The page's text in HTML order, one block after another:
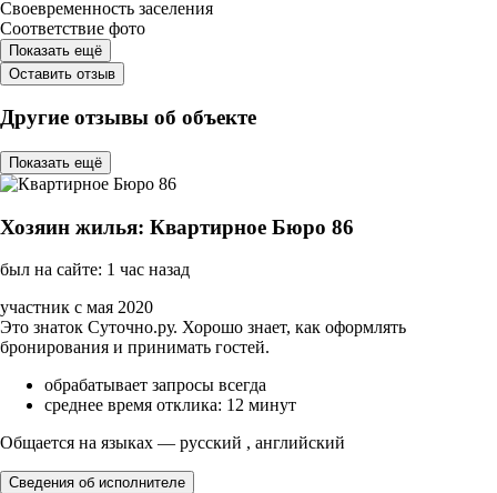
Своевременность заселения
Соответствие фото
Показать ещё
Оставить отзыв
Другие отзывы об объекте
Показать ещё
Хозяин жилья: Квартирное Бюро 86
был на сайте: 1 час назад
участник с мая 2020
Это знаток Суточно.ру. Хорошо знает, как оформлять
бронирования и принимать гостей.
обрабатывает запросы всегда
среднее время отклика: 12 минут
Общается на языках — русский , английский
Сведения об исполнителе